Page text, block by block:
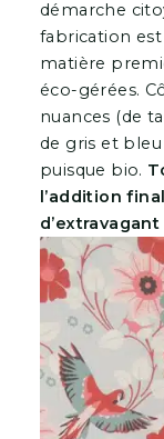
démarche
fabrication
matière
éco-gérées.
nuances (de
de gris et
puisque bio.
l’addition